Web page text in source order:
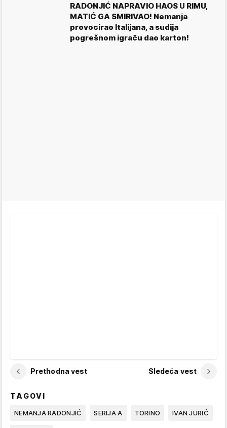
RADONJIĆ NAPRAVIO HAOS U RIMU,
MATIĆ GA SMIRIVAO! Nemanja
provocirao Italijana, a sudija
pogrešnom igraču dao karton!
Prethodna vest Sledeća vest
TAGOVI
NEMANJA RADONJIĆ SERIJA A TORINO IVAN JURIĆ